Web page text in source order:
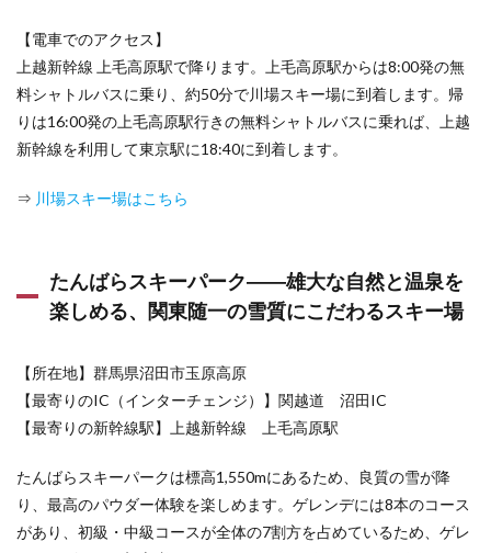
【電車でのアクセス】
上越新幹線 上毛高原駅で降ります。上毛高原駅からは8:00発の無
料シャトルバスに乗り、約50分で川場スキー場に到着します。帰
りは16:00発の上毛高原駅行きの無料シャトルバスに乗れば、上越
新幹線を利用して東京駅に18:40に到着します。
⇒ 川場スキー場はこちら
たんばらスキーパーク――雄大な自然と温泉を
楽しめる、関東随一の雪質にこだわるスキー場
【所在地】群馬県沼田市玉原高原
【最寄りのIC（インターチェンジ）】関越道 沼田IC
【最寄りの新幹線駅】上越新幹線 上毛高原駅
たんばらスキーパークは標高1,550mにあるため、良質の雪が降
り、最高のパウダー体験を楽しめます。ゲレンデには8本のコース
があり、初級・中級コースが全体の7割方を占めているため、ゲレ